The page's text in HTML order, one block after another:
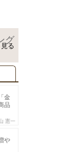
グ
る
金
品
憲一
や